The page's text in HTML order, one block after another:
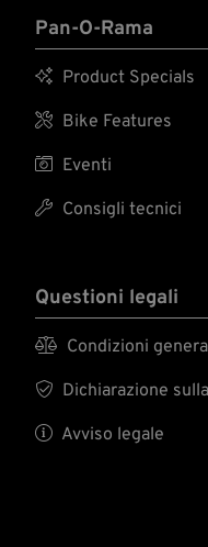
Pan-O-Rama
 Product Specials
 Bike Features
 Eventi
 Consigli tecnici
Questioni legali
 Condizioni
 Dichiarazione
 Avviso legale